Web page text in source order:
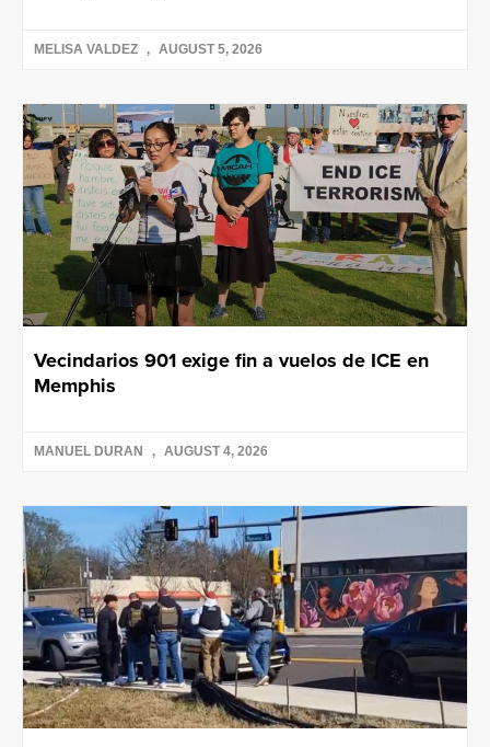
MELISA VALDEZ AUGUST 5, 2026
Vecindarios 901 exige fin a vuelos de ICE en
Memphis
MANUEL DURAN AUGUST 4, 2026